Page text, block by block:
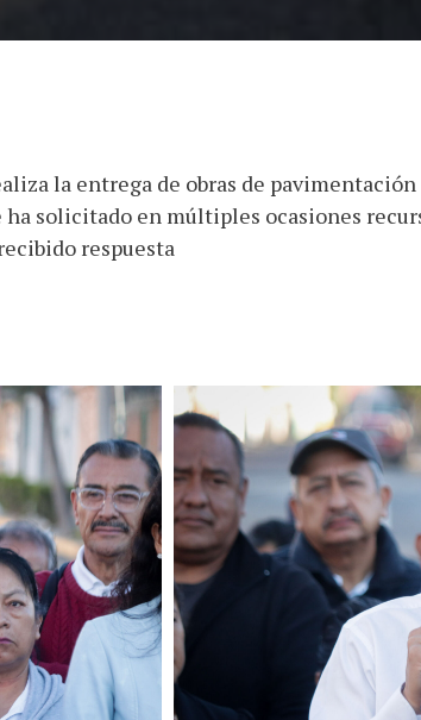
la entrega de obras de
solicitado en múltiples ocasiones
respuesta